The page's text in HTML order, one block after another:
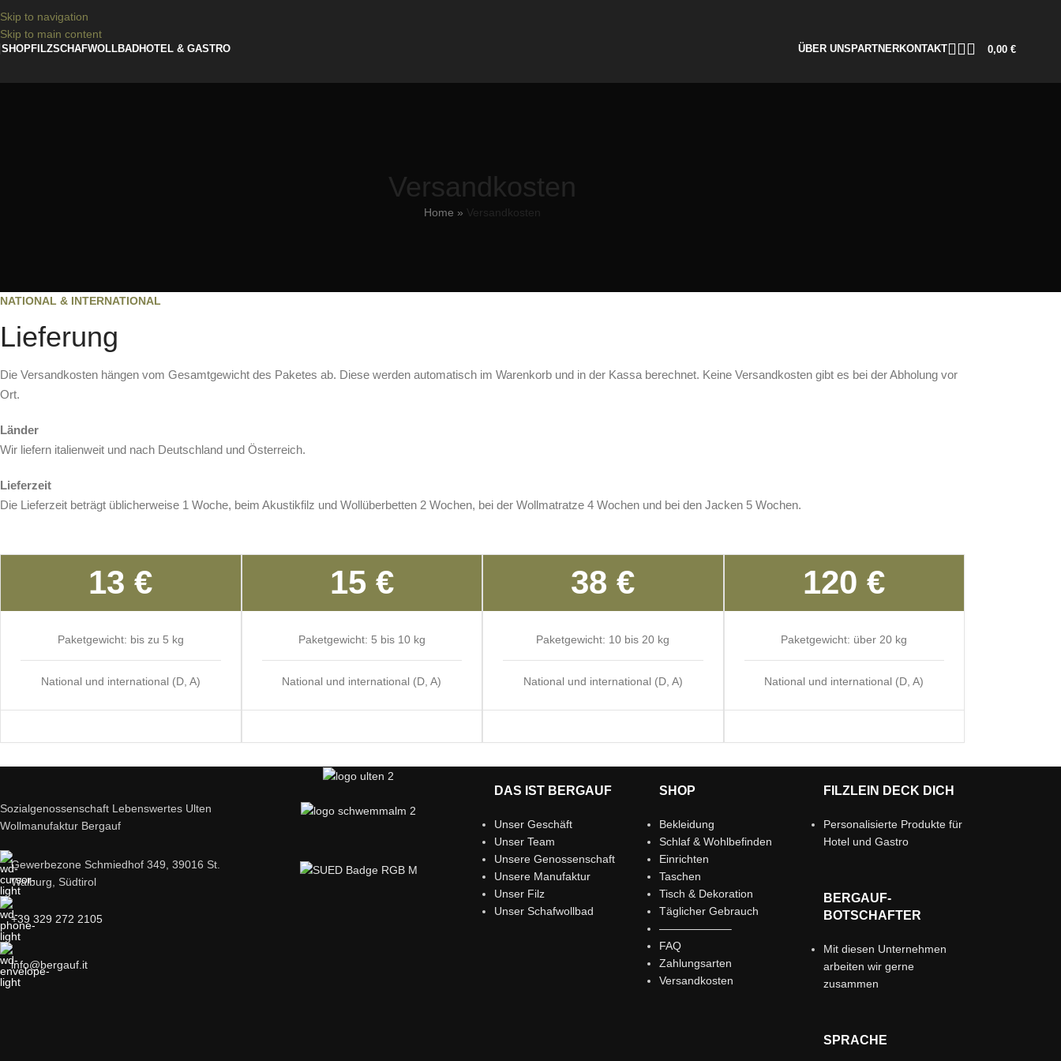
Skip to navigation
Skip to main content
SHOPFILZSCHAFWOLLBADHOTEL & GASTRO ÜBER UNS PARTNERKONTAKT 0,00 €
Versandkosten
Home » Versandkosten
NATIONAL & INTERNATIONAL
Lieferung
Die Versandkosten hängen vom Gesamtgewicht des Paketes ab. Diese werden automatisch im Warenkorb und in der Kassa berechnet. Keine Versandkosten gibt es bei der Abholung vor
Ort.
Länder
Wir liefern italienweit und nach Deutschland und Österreich.
Lieferzeit
Die Lieferzeit beträgt üblicherweise 1 Woche, beim Akustikfilz und Wollüberbetten 2 Wochen, bei der Wollmatratze 4 Wochen und bei den Jacken 5 Wochen.
13 €
Paketgewicht: bis zu 5 kg
National und international (D, A)
15 €
Paketgewicht: 5 bis 10 kg
National und international (D, A)
38 €
Paketgewicht: 10 bis 20 kg
National und international (D, A)
120 €
Paketgewicht: über 20 kg
National und international (D, A)
Sozialgenossenschaft Lebenswertes Ulten
Wollmanufaktur Bergauf
Gewerbezone Schmiedhof 349, 39016 St.
Walburg, Südtirol
+39 329 272 2105
info@bergauf.it
DAS IST BERGAUF
Unser Geschäft
Unser Team
Unsere Genossenschaft
Unsere Manufaktur
Unser Filz
Unser Schafwollbad
SHOP
Bekleidung
Schlaf & Wohlbefinden
Einrichten
Taschen
Tisch & Dekoration
Täglicher Gebrauch
——————–
FAQ
Zahlungsarten
Versandkosten
FILZLEIN DECK DICH
Personalisierte Produkte für
Hotel und Gastro
BERGAUF-
BOTSCHAFTER
Mit diesen Unternehmen
arbeiten wir gerne
zusammen
SPRACHE